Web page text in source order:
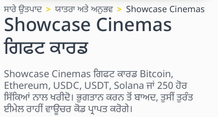
ਸਾਰੇ ਉਤਪਾਦ ਯਾਤਰਾ ਅਤੇ ਅਨੁਭਵ Showcase Cinemas
Showcase Cinemas
ਗਿਫਟ ਕਾਰਡ
Showcase Cinemas ਗਿਫਟ ਕਾਰਡ Bitcoin,
Ethereum, USDC, USDT, Solana ਜਾਂ 250 ਹੋਰ
ਸਿੱਕਿਆਂ ਨਾਲ ਖਰੀਦੋ। ਭੁਗਤਾਨ ਕਰਨ ਤੋਂ ਬਾਅਦ, ਤੁਸੀਂ ਤੁਰੰਤ
ਈਮੇਲ ਰਾਹੀਂ ਵਾਊਚਰ ਕੋਡ ਪ੍ਰਾਪਤ ਕਰੋਗੇ।